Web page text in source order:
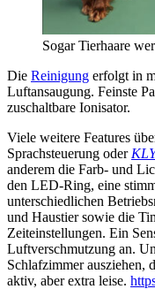
Sogar Tierhaare
Die Reinigung erfolgt in
Luftansaugung. Feinste
zuschaltbare Ionisator.
Viele weitere Features
Sprachsteuerung oder
anderem die Farb- und
den LED-Ring, eine
unterschiedlichen
und Haustier sowie die
Zeiteinstellungen. Ein
Luftverschmutzung an.
Schlafzimmer ausziehen,
aktiv, aber extra leise.